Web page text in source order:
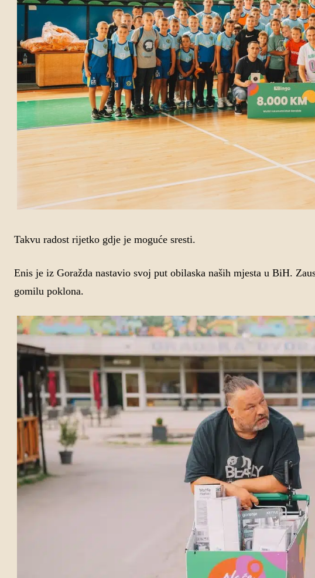
Takvu radost rijetko gdje je moguće sresti.
Enis je iz Goražda nastavio svoj put obilaska naših mjesta u BiH.
gomilu poklona.